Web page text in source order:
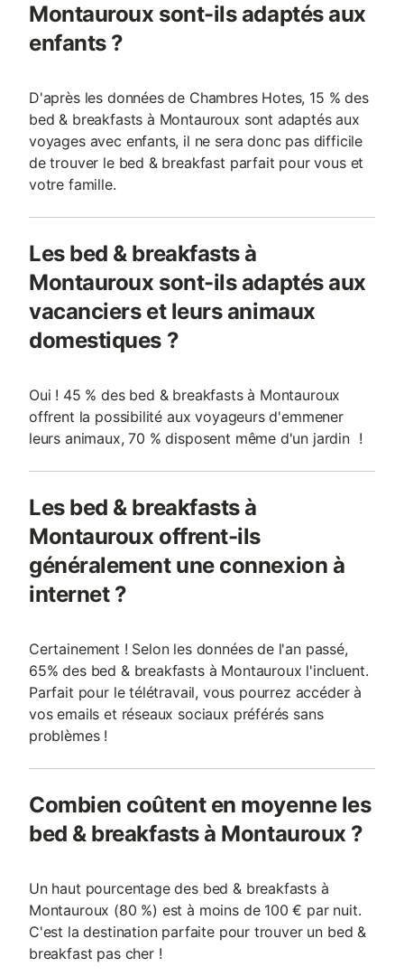
Montauroux sont-ils adaptés aux
enfants ?
D'après les données de Chambres Hotes, 15 % des
bed & breakfasts à Montauroux sont adaptés aux
voyages avec enfants, il ne sera donc pas difficile
de trouver le bed & breakfast parfait pour vous et
votre famille.
Les bed & breakfasts à
Montauroux sont-ils adaptés aux
vacanciers et leurs animaux
domestiques ?
Oui ! 45 % des bed & breakfasts à Montauroux
offrent la possibilité aux voyageurs d'emmener
leurs animaux, 70 % disposent même d'un jardin !
Les bed & breakfasts à
Montauroux offrent-ils
généralement une connexion à
internet ?
Certainement ! Selon les données de l'an passé,
65% des bed & breakfasts à Montauroux l'incluent.
Parfait pour le télétravail, vous pourrez accéder à
vos emails et réseaux sociaux préférés sans
problèmes !
Combien coûtent en moyenne les
bed & breakfasts à Montauroux ?
Un haut pourcentage des bed & breakfasts à
Montauroux (80 %) est à moins de 100 € par nuit.
C'est la destination parfaite pour trouver un bed &
breakfast pas cher !